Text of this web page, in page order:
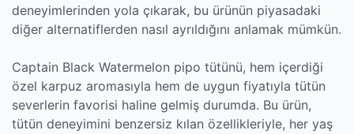
deneyimlerinden yola çıkarak, bu ürünün piyasadaki
diğer alternatiflerden nasıl ayrıldığını anlamak mümkün.
Captain Black Watermelon pipo tütünü, hem içerdiği
özel karpuz aromasıyla hem de uygun fiyatıyla tütün
severlerin favorisi haline gelmiş durumda. Bu ürün,
tütün deneyimini benzersiz kılan özellikleriyle, her yaş